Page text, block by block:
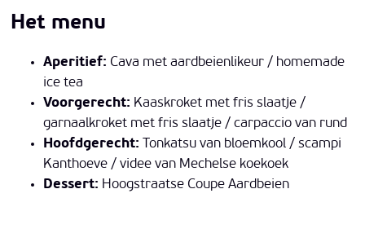
Het menu
Aperitief: Cava met aardbeienlikeur / homemade
ice tea
Voorgerecht: Kaaskroket met fris slaatje /
garnaalkroket met fris slaatje / carpaccio van rund
Hoofdgerecht: Tonkatsu van bloemkool / scampi
Kanthoeve / videe van Mechelse koekoek
Dessert: Hoogstraatse Coupe Aardbeien